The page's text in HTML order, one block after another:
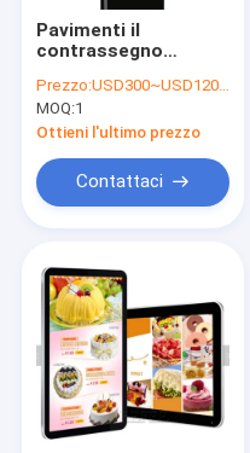
Pavimenti il
contrassegno
di Digital Digital
gigahertz RAM DDR3
2G di frequenza 1,6
Prezzo:USD300~USD1200/pc
MOQ:1
Ottieni l'ultimo prezzo
Contattaci